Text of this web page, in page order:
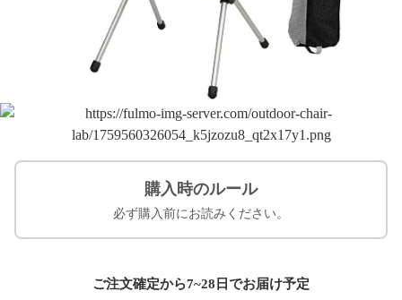
購入時のルール
必ず購入前にお読みください。
ご注文確定から7~28日でお届け予定